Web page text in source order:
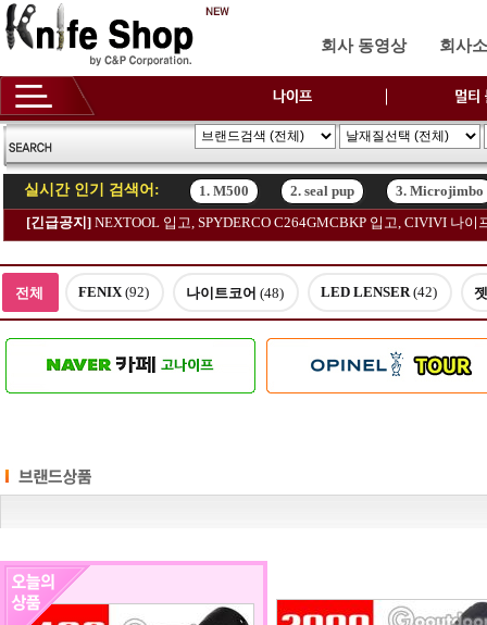
회사 동영상 회사
실시간 인기 검색어: 1. M500 2. seal pup
3. Microjimbo
1. M500
2. seal pup 3. Microjimbo
[긴급공지] NEXTOOL 입고, SPYDERCO C264GMCBKP 입고, CIVIVI 나
전체 FENIX(92) 나이트코어 (48) LED LENSER(42)